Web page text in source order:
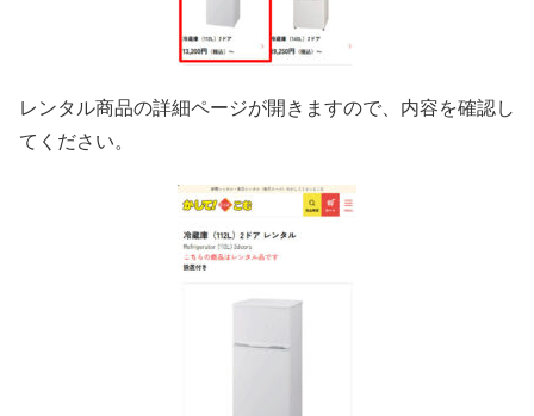
レンタル商品の詳細ページが開きますので、内容を確認し
てください。